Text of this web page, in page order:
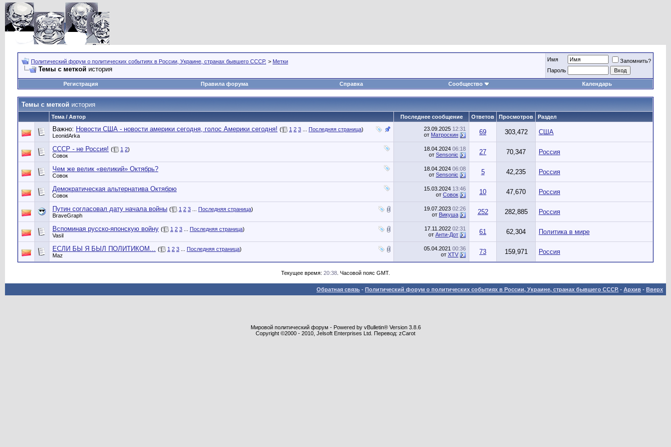
Политический форум о политических событиях в России, Украине, странах бывшего СССР. > Метки
Темы с меткой история
Имя
Запомнить?
Пароль
Регистрация Правила форума Справка Сообщество Календарь
Темы с меткой история
Тема / Автор Последнее сообщение Ответов Просмотров Раздел
Важно: Новости США - новости америки сегодня, голос Америки сегодня! ( 1 2 3 Последняя страница)
LeonidArka
23.09.2025 12:31
от Матроскин 69 303,472 США
СССР - не Россия! ( 1 2)
Совок
18.04.2024 06:18
от Sensonic 27 70,347 Россия
Чем же велик «великий» Октябрь?
Совок
18.04.2024 06:08
от Sensonic 5 42,235 Россия
Демократическая альтернатива Октябрю
Совок
15.03.2024 13:46
от Совок 10 47,670 Россия
Путин согласовал дату начала войны ( 1 2 3 Последняя страница)
BraveGraph
19.07.2023 02:26
от Викуша 252 282,885 Россия
Вспоминая русско-японскую войну ( 1 2 3 Последняя страница)
Vasil
17.11.2022 02:31
от Анти-Дот 61 62,304 Политика в мире
ЕСЛИ БЫ Я БЫЛ ПОЛИТИКОМ... ( 1 2 3 Последняя страница)
Maz
05.04.2021 00:36
от XTV 73 159,971 Россия
Текущее время: 20:38 . Часовой пояс GMT.
Обратная связь - Политический форум о политических событиях в России, Украине, странах бывшего СССР. - Архив - Вверх
Мировой политический форум - Powered by vBulletin® Version 3.8.6
Copyright ©2000 - 2010, Jelsoft Enterprises Ltd. Перевод: zCarot